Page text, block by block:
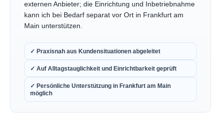
externen Anbieter; die Einrichtung und Inbetriebnahme
kann ich bei Bedarf separat vor Ort in Frankfurt am
Main unterstützen.
✓ Praxisnah aus Kundensituationen abgeleitet
✓ Auf Alltagstauglichkeit und Einrichtbarkeit geprüft
✓ Persönliche Unterstützung in Frankfurt am Main
möglich